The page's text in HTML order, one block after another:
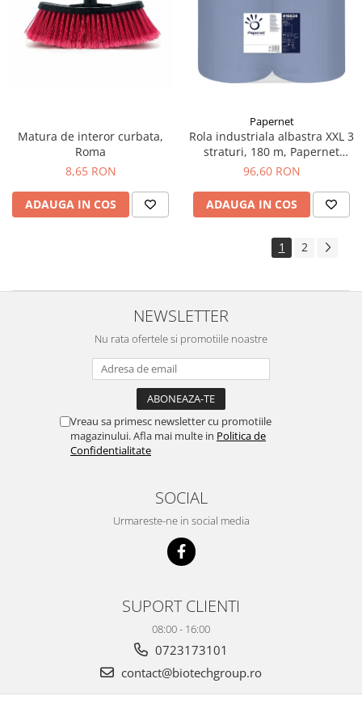
Matura de interor curbata,
Roma
8,65 RON
ADAUGA IN COS
Papernet
Rola industriala albastra XXL 3
straturi, 180 m, Papernet
416624
96,60 RON
ADAUGA IN COS
1 2
NEWSLETTER
Nu rata ofertele si promotiile noastre
Vreau sa primesc newsletter cu promotiile
magazinului. Afla mai multe in Politica de
Confidentialitate
SOCIAL
Urmareste-ne in social media
SUPORT CLIENTI
08:00 - 16:00
0723173101
contact@biotechgroup.ro